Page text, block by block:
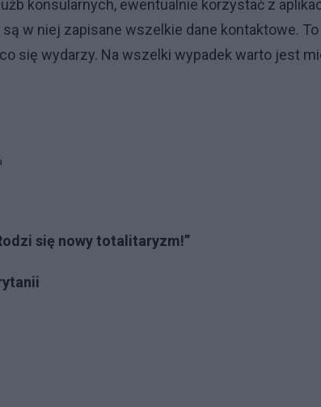
konsularnych, ewentualnie korzystać z
w niej zapisane wszelkie dane kontaktowe. To
się wydarzy. Na wszelki wypadek warto jest
się nowy totalitaryzm!”